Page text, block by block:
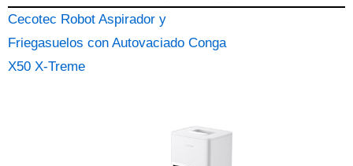
Cecotec Robot Aspirador y
Friegasuelos con Autovaciado Conga
X50 X-Treme